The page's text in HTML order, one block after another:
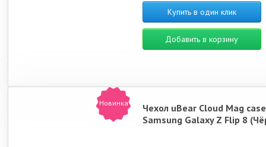
Купить в один клик
Добавить в корзину
Новинка
Чехол uBear Cloud Mag
Samsung Galaxy Z Flip 8